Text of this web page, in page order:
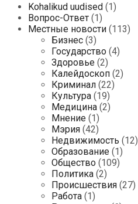
Kohalikud uudised (1)
Вопрос-Ответ (1)
Местные новости (113)
Бизнес (3)
Государство (4)
Здоровье (2)
Калейдоскоп (2)
Криминал (22)
Культура (19)
Медицина (2)
Мнение (1)
Мэрия (42)
Недвижимость (12)
Образование (1)
Общество (109)
Политика (2)
Происшествия (27)
Работа (1)